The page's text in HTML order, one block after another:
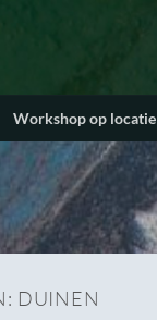
Workshop op locatie
DUINEN